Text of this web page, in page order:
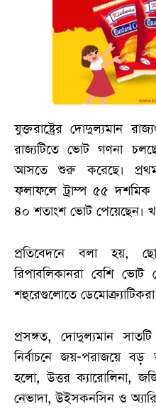
আর্কাইভ
যুক্তরাষ্ট্রের দোদুল্যমান
রাজ্যটিতে ভোট গণনা
আসতে শুরু করেছে।
ফলাফলে ট্রাম্প ৫৫
৪০ শতাংশ ভোট পেয়েছেন।
প্রতিবেদনে বলা হয়,
রিপাবলিকানরা বেশি
শহুরেগুলোতে
প্রসঙ্গত, দোদুল্যমান সাতটি
নির্বাচনে জয়-পরাজয়ে
হলো, উত্তর ক্যারোলিনা,
নেভাদা, উইসকনসিন ও